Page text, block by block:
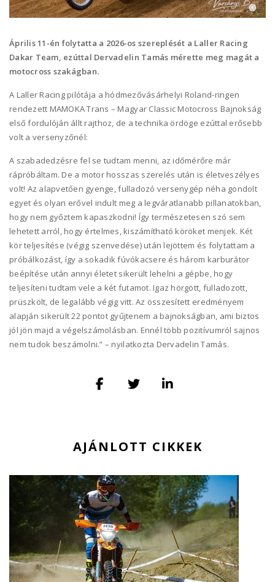
Április 11-én folytatta a 2026-os szereplését a Laller Racing
Dakar Team, ezúttal Dervadelin Tamás mérette meg magát a
motocross szakágban.
A Laller Racing pilótája a hódmezővásárhelyi Roland-ringen
rendezett MAMOKA Trans – Magyar Classic Motocross Bajnokság
első fordulóján állt rajthoz, de a technika ördöge ezúttal erősebb
volt a versenyzőnél:
A szabadedzésre fel se tudtam menni, az időmérőre már
rápróbáltam. De a motor hosszas szerelés után is életveszélyes
volt! Az alapvetően gyenge, fulladozó versenygép néha gondolt
egyet és olyan erővel indult meg a legváratlanabb pillanatokban,
hogy nem győztem kapaszkodni! Így természetesen szó sem
lehetett arról, hogy értelmes, kiszámítható köröket menjek. Két
kör teljesítése (végig szenvedése) után lejöttem és folytattam a
próbálkozást, így a sokadik fúvókacsere és három karburátor
beépítése után annyi életet sikerült lehelni a gépbe, hogy
teljesíteni tudtam vele a két futamot. Igaz hörgött, fulladozott,
prüszkölt, de legalább végig vitt. Az összesített eredményem
alapján sikerült 22 pontot gyűjtenem a bajnokságban, ami biztos
jól jön majd a végelszámolásban. Ennél több pozitívumról sajnos
nem tudok beszámolni.” – nyilatkozta Dervadelin Tamás.
AJÁNLOTT CIKKEK